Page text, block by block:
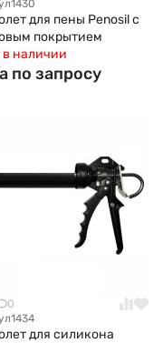
1430
для пены Penosil с
покрытием
в наличии
по запросу
0
1434
для силикона